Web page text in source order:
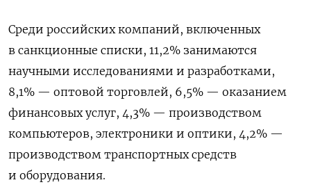
Среди российских компаний, включенных
в санкционные списки, 11,2% занимаются
научными исследованиями и разработками,
8,1% — оптовой торговлей, 6,5% — оказанием
финансовых услуг, 4,3% — производством
компьютеров, электроники и оптики, 4,2% —
производством транспортных средств
и оборудования.